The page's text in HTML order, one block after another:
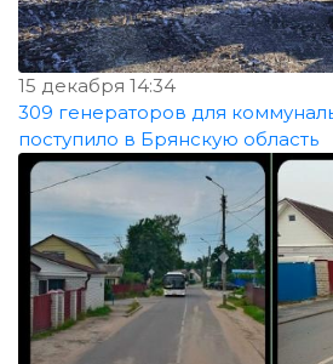
15 декабря 14:34
309 генераторов для
поступило в Брянскую область